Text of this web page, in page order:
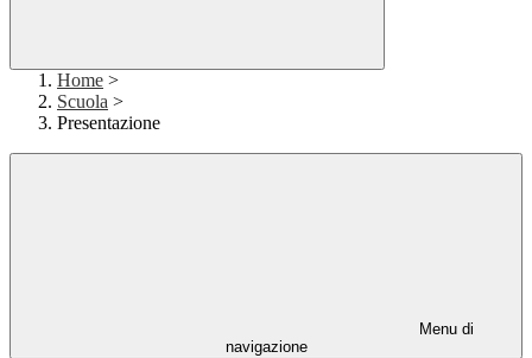
Home >
Scuola >
Presentazione
Menu di
navigazione